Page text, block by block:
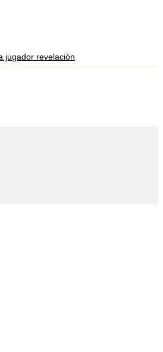
jugador revelación